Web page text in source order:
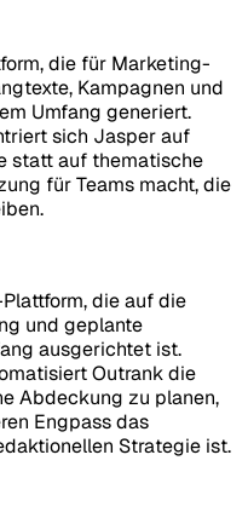
die für Marketing-
Kampagnen und
Umfang generiert.
sich Jasper auf
statt auf thematische
für Teams macht, die
die auf die
und geplante
ausgerichtet ist.
Outrank die
Abdeckung zu planen,
Engpass das
Strategie ist.